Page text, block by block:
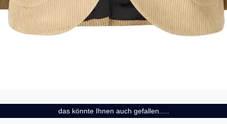
das könnte Ihnen auch gefallen.....